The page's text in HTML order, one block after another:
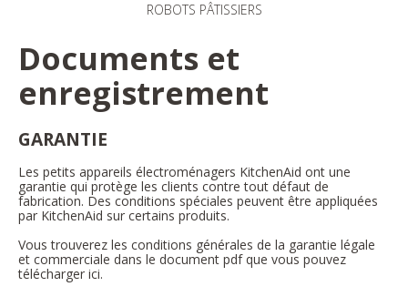
ROBOTS PÂTISSIERS
Documents et
enregistrement
GARANTIE
Les petits appareils électroménagers KitchenAid ont une
garantie qui protège les clients contre tout défaut de
fabrication. Des conditions spéciales peuvent être appliquées
par KitchenAid sur certains produits.
Vous trouverez les conditions générales de la garantie légale
et commerciale dans le document pdf que vous pouvez
télécharger ici.